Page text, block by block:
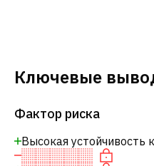
Ключевые
Фактор риска
Высокая устойчивость